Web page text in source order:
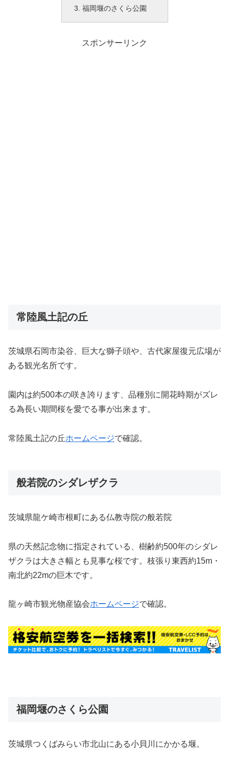
福岡堰のさくら公園
スポンサーリンク
常陸風土記の丘
茨城県石岡市染谷、巨大な獅子頭や、古代家屋復元広場が
ある観光名所です。
園内は約500本の咲き誇ります、品種別に開花時期がズレ
る為長い期間桜を愛でる事が出来ます。
常陸風土記の丘ホームページで確認。
般若院のシダレザクラ
茨城県龍ケ崎市根町にある仏教寺院の般若院
県の天然記念物に指定されている、樹齢約500年のシダレ
ザクラは大きさ幅とも見事な桜です。枝張り東西約15m・
南北約22mの巨木です。
龍ヶ崎市観光物産協会ホームページで確認。
福岡堰のさくら公園
茨城県つくばみらい市北山にある小貝川にかかる堰。